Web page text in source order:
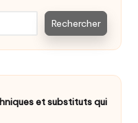
Rechercher
et substituts qui